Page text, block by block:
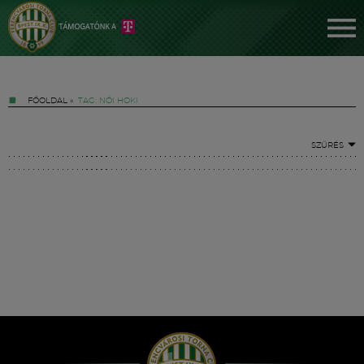
FŐOLDAL » TAG: NŐI HOKI
SZŰRÉS
Hírek